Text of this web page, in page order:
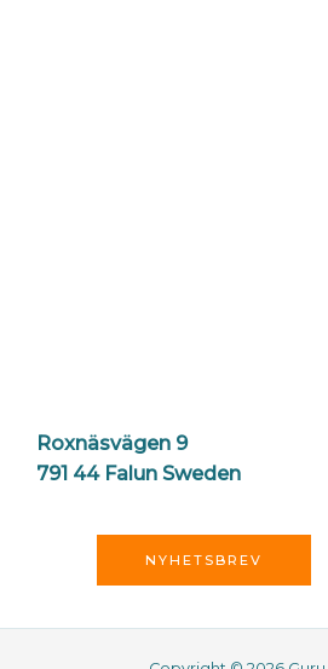
Roxnäsvägen 9
791 44 Falun Sweden
NYHETSBREV